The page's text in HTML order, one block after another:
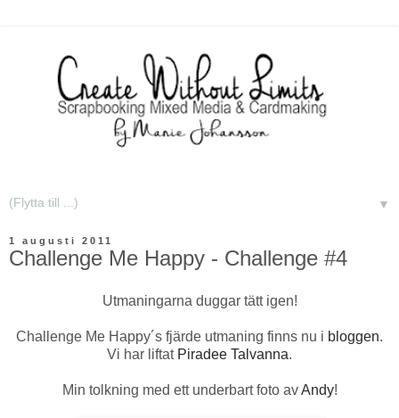
▼
1 augusti 2011
Challenge Me Happy - Challenge #4
Utmaningarna duggar tätt igen!
Challenge Me Happy´s fjärde utmaning finns nu i bloggen.
Vi har liftat Piradee Talvanna.
Min tolkning med ett underbart foto avAndy!